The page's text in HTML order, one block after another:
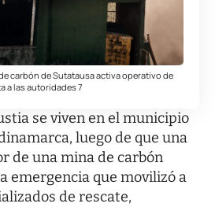
carbón de Sutatausa activa operativo de
a las autoridades 7
se viven en el municipio
luego de que una
de una mina de carbón
emergencia que movilizó a
de rescate,